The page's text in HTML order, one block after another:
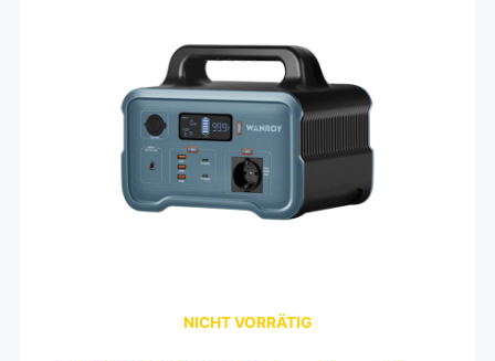
NICHT VORRÄTIG